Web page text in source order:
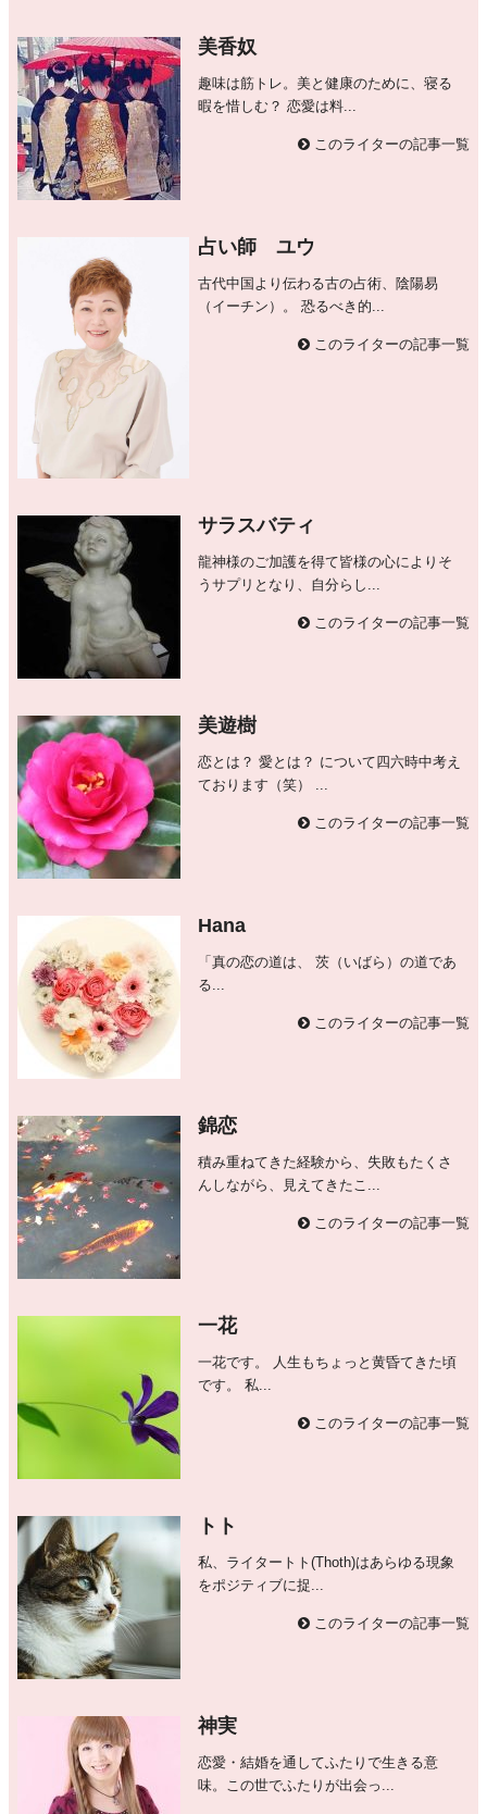
美香奴
趣味は筋トレ。美と健康のために、寝る
暇を惜しむ？ 恋愛は料...
このライターの記事一覧
占い師 ユウ
古代中国より伝わる古の占術、陰陽易
（イーチン）。 恐るべき的...
このライターの記事一覧
サラスバティ
龍神様のご加護を得て皆様の心によりそ
うサプリとなり、自分らし...
このライターの記事一覧
美遊樹
恋とは？ 愛とは？ について四六時中考え
ております（笑） ...
このライターの記事一覧
Hana
「真の恋の道は、 茨（いばら）の道であ
る...
このライターの記事一覧
錦恋
積み重ねてきた経験から、失敗もたくさ
んしながら、見えてきたこ...
このライターの記事一覧
一花
一花です。 人生もちょっと黄昏てきた頃
です。 私...
このライターの記事一覧
トト
私、ライタートト(Thoth)はあらゆる現象
をポジティブに捉...
このライターの記事一覧
神実
恋愛・結婚を通してふたりで生きる意
味。この世でふたりが出会っ...